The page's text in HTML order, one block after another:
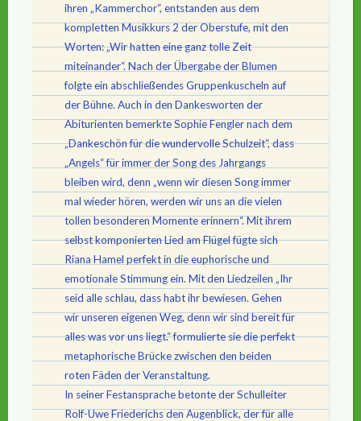
ihren „Kammerchor“, entstanden aus dem
kompletten Musikkurs 2 der Oberstufe, mit den
Worten: „Wir hatten eine ganz tolle Zeit
miteinander“. Nach der Übergabe der Blumen
folgte ein abschließendes Gruppenkuscheln auf
der Bühne. Auch in den Dankesworten der
Abiturienten bemerkte Sophie Fengler nach dem
„Dankeschön für die wundervolle Schulzeit“, dass
„Angels“ für immer der Song des Jahrgangs
bleiben wird, denn „wenn wir diesen Song immer
mal wieder hören, werden wir uns an die vielen
tollen besonderen Momente erinnern“. Mit ihrem
selbst komponierten Lied am Flügel fügte sich
Riana Hamel perfekt in die euphorische und
emotionale Stimmung ein. Mit den Liedzeilen „Ihr
seid alle schlau, dass habt ihr bewiesen. Gehen
wir unseren eigenen Weg, denn wir sind bereit für
alles was vor uns liegt.“ formulierte sie die perfekt
metaphorische Brücke zwischen den beiden
roten Fäden der Veranstaltung.
In seiner Festansprache betonte der Schulleiter
Rolf-Uwe Friederichs den Augenblick, der für alle